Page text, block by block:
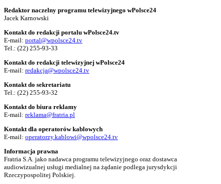
Redaktor naczelny programu telewizyjnego wPolsce24
Jacek Karnowski
Kontakt do redakcji portalu wPolsce24.tv
E-mail: portal@wpolsce24.tv
Tel.: (22) 255-93-33
Kontakt do redakcji telewizyjnej wPolsce24
E-mail: redakcja@wpolsce24.tv
Kontakt do sekretariatu
Tel.: (22) 255-93-32
Kontakt do biura reklamy
E-mail: reklama@fratria.pl
Kontakt dla operatorów kablowych
E-mail: operatorzy.kablowi@wpolsce24.tv
Informacja prawna
Fratria S.A. jako nadawca programu telewizyjnego oraz dostawca
audiowizualnej usługi medialnej na żądanie podlega jurysdykcji
Rzeczypospolitej Polskiej.